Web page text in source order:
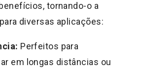
tornando-o a
diversas aplicações:
Perfeitos para
em longas distâncias ou